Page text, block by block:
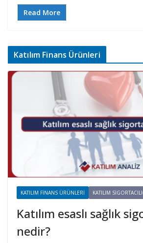
Read More
Katılım Finans Ürünleri
KATILIM FINANS ÜRÜNLERI KATILIM
Katılım esaslı sağlık
nedir?